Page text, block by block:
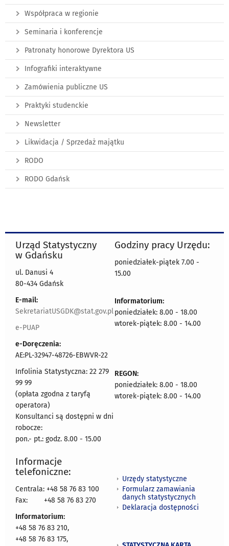
Współpraca w regionie
Seminaria i konferencje
Patronaty honorowe Dyrektora US
Infografiki interaktywne
Zamówienia publiczne US
Praktyki studenckie
Newsletter
Likwidacja / Sprzedaż majątku
RODO
RODO Gdańsk
Urząd Statystyczny
w Gdańsku
ul. Danusi 4
80-434 Gdańsk
E-mail:
SekretariatUSGDK@stat.gov.pl
e-PUAP
e-Doręczenia:
AE:PL-32947-48726-EBWVR-22
Infolinia Statystyczna: 22 279
99 99
(opłata zgodna z taryfą
operatora)
Konsultanci są dostępni w dni
robocze:
pon.- pt.: godz. 8.00 - 15.00
Godziny pracy Urzędu:
poniedziałek-piątek 7.00 -
15.00
Informatorium:
poniedziałek: 8.00 - 18.00
wtorek-piątek: 8.00 - 14.00
REGON:
poniedziałek: 8.00 - 18.00
wtorek-piątek: 8.00 - 14.00
Informacje
telefoniczne:
Centrala: +48 58 76 83 100
Fax:
+48 58 76 83 270
Informatorium:
+48 58 76 83 210,
+48 58 76 83 175,
Urzędy statystyczne
Formularz zamawiania
danych statystycznych
Deklaracja dostępności